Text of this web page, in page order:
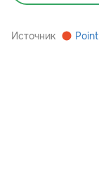
Источник Point